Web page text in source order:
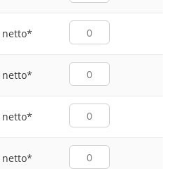
netto*
netto*
netto*
netto*